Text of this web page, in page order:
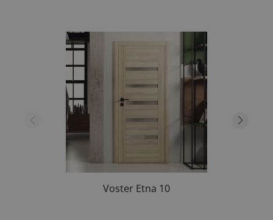
Voster Etna 10